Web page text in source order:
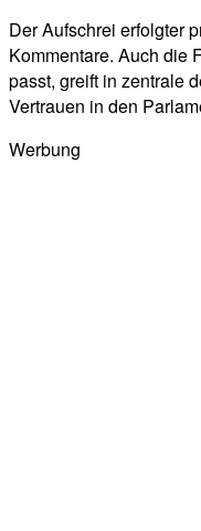
Der Aufschrei erfolgter
Kommentare. Auch die
passt, greift in zentrale
Vertrauen in den
Werbung